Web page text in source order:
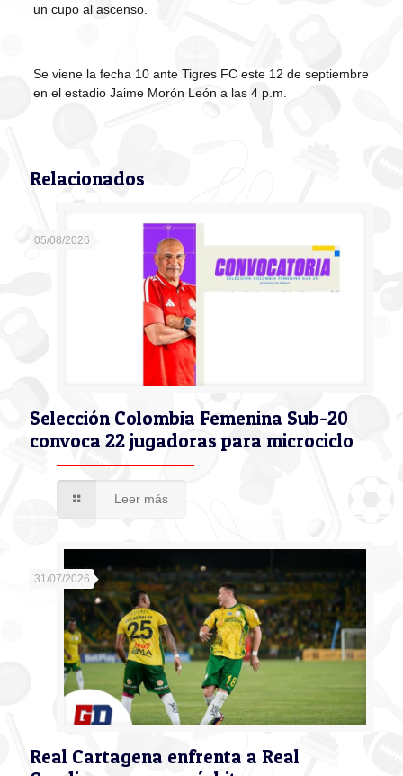
un cupo al ascenso.
Se viene la fecha 10 ante Tigres FC este 12 de septiembre
en el estadio Jaime Morón León a las 4 p.m.
Relacionados
05/08/2026
Selección Colombia Femenina Sub-20
convoca 22 jugadoras para microciclo
Leer más
31/07/2026
Real Cartagena enfrenta a Real